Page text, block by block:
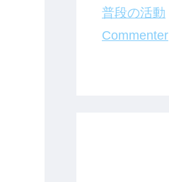
普段の活動
Commenter